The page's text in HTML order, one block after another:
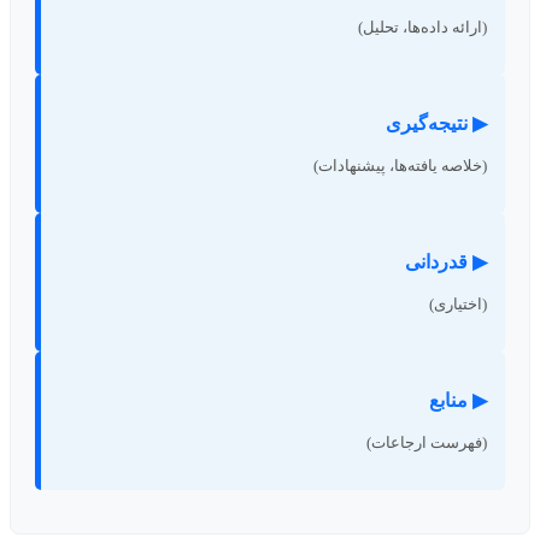
(ارائه داده‌ها، تحلیل)
▶ نتیجه‌گیری
(خلاصه یافته‌ها، پیشنهادات)
▶ قدردانی
(اختیاری)
▶ منابع
(فهرست ارجاعات)